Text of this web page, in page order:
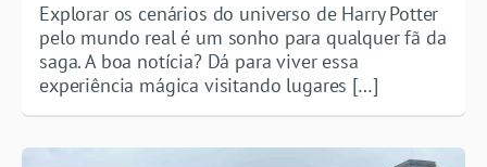
Explorar os cenários do universo de Harry Potter
pelo mundo real é um sonho para qualquer fã da
saga. A boa notícia? Dá para viver essa
experiência mágica visitando lugares […]